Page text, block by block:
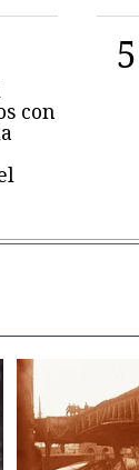
con
5